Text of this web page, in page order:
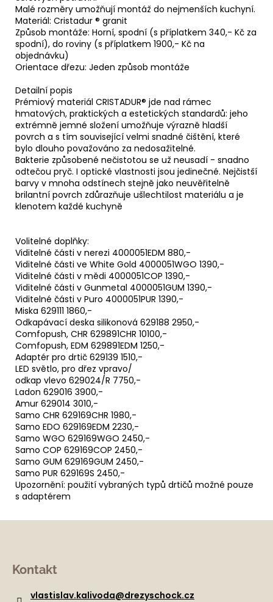
Malé rozměry umožňují montáž do nejmenších kuchyní.
Materiál: Cristadur ® granit
Způsob montáže: Horní, spodní (s příplatkem 340,- Kč za
spodní), do roviny (s příplatkem 1900,- Kč na
objednávku)
Orientace dřezu: Jeden způsob montáže
Detailní popis
Prémiový materiál CRISTADUR® jde nad rámec
hmatových, praktických a estetických standardů: jeho
extrémně jemné složení umožňuje výrazně hladší
povrch a s tím související velmi snadné čištění, které
bylo dlouho považováno za nedosažitelné.
Bakterie způsobené nečistotou se už neusadí - snadno
odtečou pryč. I optické vlastnosti jsou jedinečné. Nejčistší
barvy v mnoha odstínech stejně jako neuvěřitelně
brilantní povrch zdůrazňuje ušlechtilost materiálu a je
klenotem každé kuchyně
Volitelné doplňky:
Viditelné části v nerezi 4000051EDM 880,-
Viditelné části ve White Gold 4000051WGO 1390,-
Viditelné části v mědi 4000051COP 1390,-
Viditelné části v Gunmetal 4000051GUM 1390,-
Viditelné části v Puro 4000051PUR 1390,-
Miska 629111 1860,-
Odkapávací deska silikonová 629188 2950,-
Comfopush, CHR 629891CHR 10100,-
Comfopush, EDM 629891EDM 1250,-
Adaptér pro drtič 629139 1510,-
LED světlo, pro dřez vpravo/
odkap vlevo 629024/R 7750,-
Ladon 629016 3900,-
Amur 629014 3010,-
Samo CHR 629169CHR 1980,-
Samo EDO 629169EDM 2230,-
Samo WGO 629169WGO 2450,-
Samo COP 629169COP 2450,-
Samo GUM 629169GUM 2450,-
Samo PUR 629169S 2450,-
Upozornění: použití vybraných typů drtičů možné pouze
s adaptérem
Kontakt
vlastislav.kalivoda@drezyschock.cz